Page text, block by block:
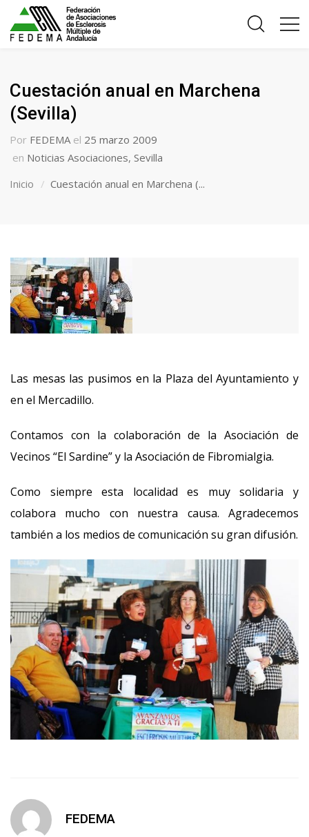
Cuestación anual en Marchena
(Sevilla)
Por FEDEMA el 25 marzo 2009
en Noticias Asociaciones,Sevilla
Inicio
Cuestación anual en Marchena (...
Las mesas las pusimos en la Plaza del Ayuntamiento y
en el Mercadillo.
Contamos con la colaboración de la Asociación de
Vecinos “El Sardine” y la Asociación de Fibromialgia.
Como siempre esta localidad es muy solidaria y
colabora mucho con nuestra causa. Agradecemos
también a los medios de comunicación su gran difusión.
FEDEMA